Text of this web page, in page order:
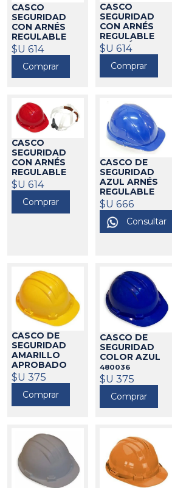
CASCO
SEGURIDAD
CON ARNÉS
REGULABLE
AZUL 5-RG
CLIMAX480134
$U 614
Comprar
CASCO
SEGURIDAD
CON ARNÉS
REGULABLE
MARRÓN 5-RG
CLIMAX480091
$U 614
Comprar
CASCO
SEGURIDAD
CON ARNÉS
REGULABLE
ROJO 5-RG
CLIMAX480133
$U 614
Comprar
CASCO DE
SEGURIDAD
AZUL ARNÉS
REGULABLE
CLIMAX
$U 666
Consultar
CASCO DE
SEGURIDAD
AMARILLO
APROBADO
480002
$U 375
Comprar
CASCO DE
SEGURIDAD
COLOR AZUL
480036
$U 375
Comprar